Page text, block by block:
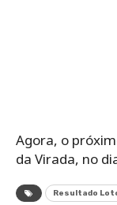
Agora, o
da Virada, no
Resultado